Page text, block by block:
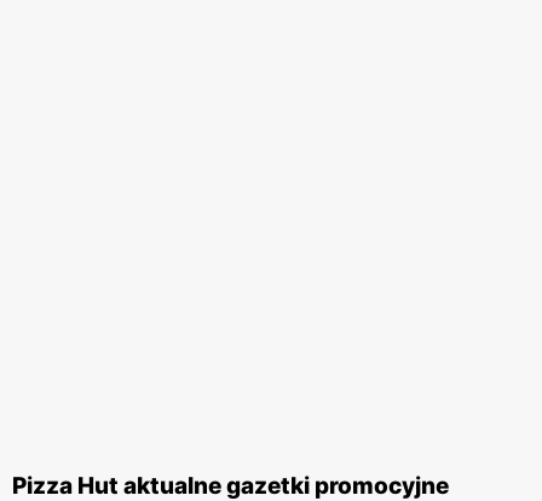
Pizza Hut aktualne gazetki promocyjne